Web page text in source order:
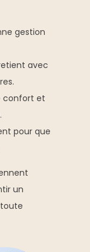
gestion
avec
confort et
pour que
un